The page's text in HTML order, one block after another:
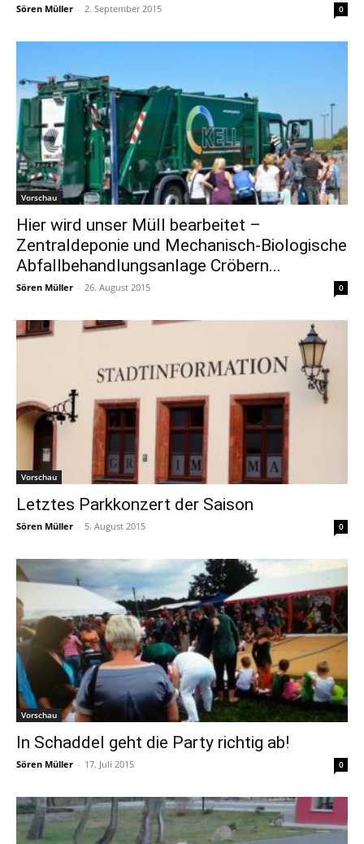
Sören Müller - 2. September 2015 0
Vorschau
Hier wird unser Müll bearbeitet –
Zentraldeponie und Mechanisch-Biologische
Abfallbehandlungsanlage Cröbern...
Sören Müller - 26. August 2015 0
Vorschau
Letztes Parkkonzert der Saison
Sören Müller - 5. August 2015 0
Vorschau
In Schaddel geht die Party richtig ab!
Sören Müller - 17. Juli 2015 0